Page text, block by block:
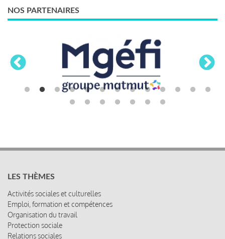
NOS PARTENAIRES
LES THÈMES
Activités sociales et culturelles
Emploi, formation et compétences
Organisation du travail
Protection sociale
Relations sociales